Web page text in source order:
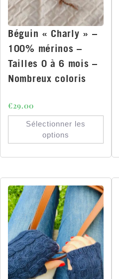
Béguin « Charly » –
100% mérinos –
Tailles 0 à 6 mois –
Nombreux coloris
€29.00
Sélectionner les
options